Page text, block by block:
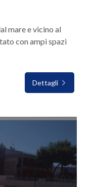
mare e vicino al
con ampi spazi
Dettagli